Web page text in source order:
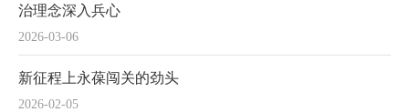
2026-03-06
治理念深入兵心
2026-02-05
新征程上永葆闯关的劲头